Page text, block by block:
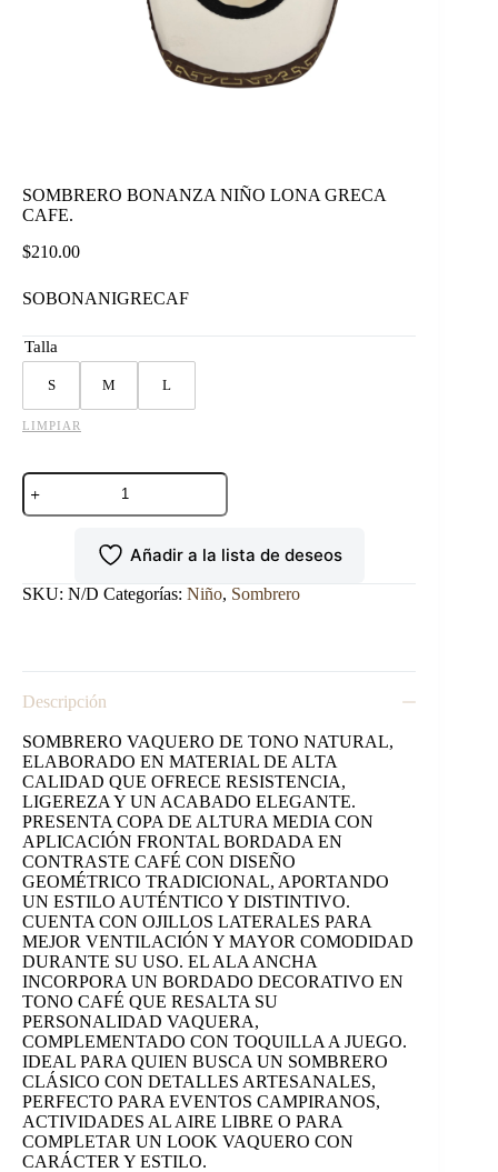
SOMBRERO BONANZA NIÑO LONA GRECA
CAFE.
$210.00
SOBONANIGRECAF
Talla
S M L
LIMPIAR
SOMBRERO
BONANZA
NIÑO
cantidad
Añadir a la lista de deseos
SKU: N/D Categorías: Niño, Sombrero
Descripción
SOMBRERO VAQUERO DE TONO NATURAL,
ELABORADO EN MATERIAL DE ALTA
CALIDAD QUE OFRECE RESISTENCIA,
LIGEREZA Y UN ACABADO ELEGANTE.
PRESENTA COPA DE ALTURA MEDIA CON
APLICACIÓN FRONTAL BORDADA EN
CONTRASTE CAFÉ CON DISEÑO
GEOMÉTRICO TRADICIONAL, APORTANDO
UN ESTILO AUTÉNTICO Y DISTINTIVO.
CUENTA CON OJILLOS LATERALES PARA
MEJOR VENTILACIÓN Y MAYOR COMODIDAD
DURANTE SU USO. EL ALA ANCHA
INCORPORA UN BORDADO DECORATIVO EN
TONO CAFÉ QUE RESALTA SU
PERSONALIDAD VAQUERA,
COMPLEMENTADO CON TOQUILLA A JUEGO.
IDEAL PARA QUIEN BUSCA UN SOMBRERO
CLÁSICO CON DETALLES ARTESANALES,
PERFECTO PARA EVENTOS CAMPIRANOS,
ACTIVIDADES AL AIRE LIBRE O PARA
COMPLETAR UN LOOK VAQUERO CON
CARÁCTER Y ESTILO.